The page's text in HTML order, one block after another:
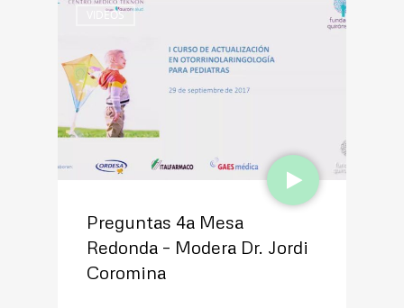
VIDEOS
Preguntas 4a Mesa
Redonda – Modera Dr. Jordi
Coromina